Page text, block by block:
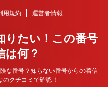
用規約 運営者情報
りたい！この番号
は何？
な番号？知らない番号からの着信
クチコミで確認！